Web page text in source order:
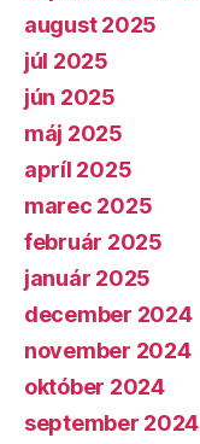
august 2025
júl 2025
jún 2025
máj 2025
apríl 2025
marec 2025
február 2025
január 2025
december 2024
november 2024
október 2024
september 2024